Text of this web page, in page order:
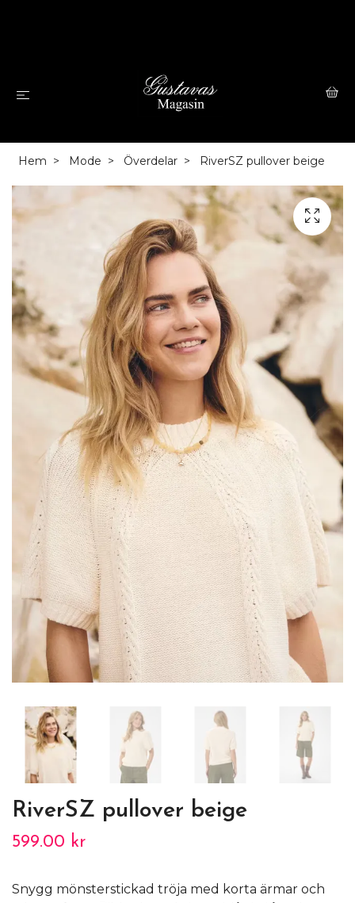
Hem Mode Överdelar RiverSZ pullover beige
RiverSZ pullover beige
599.00 kr
Snygg mönsterstickad tröja med korta ärmar och